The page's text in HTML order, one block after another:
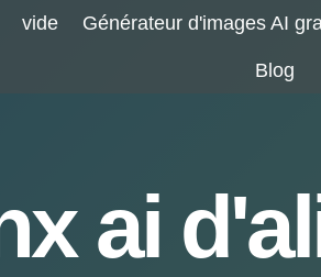
vide Générateur d'images AI
Blog
ai